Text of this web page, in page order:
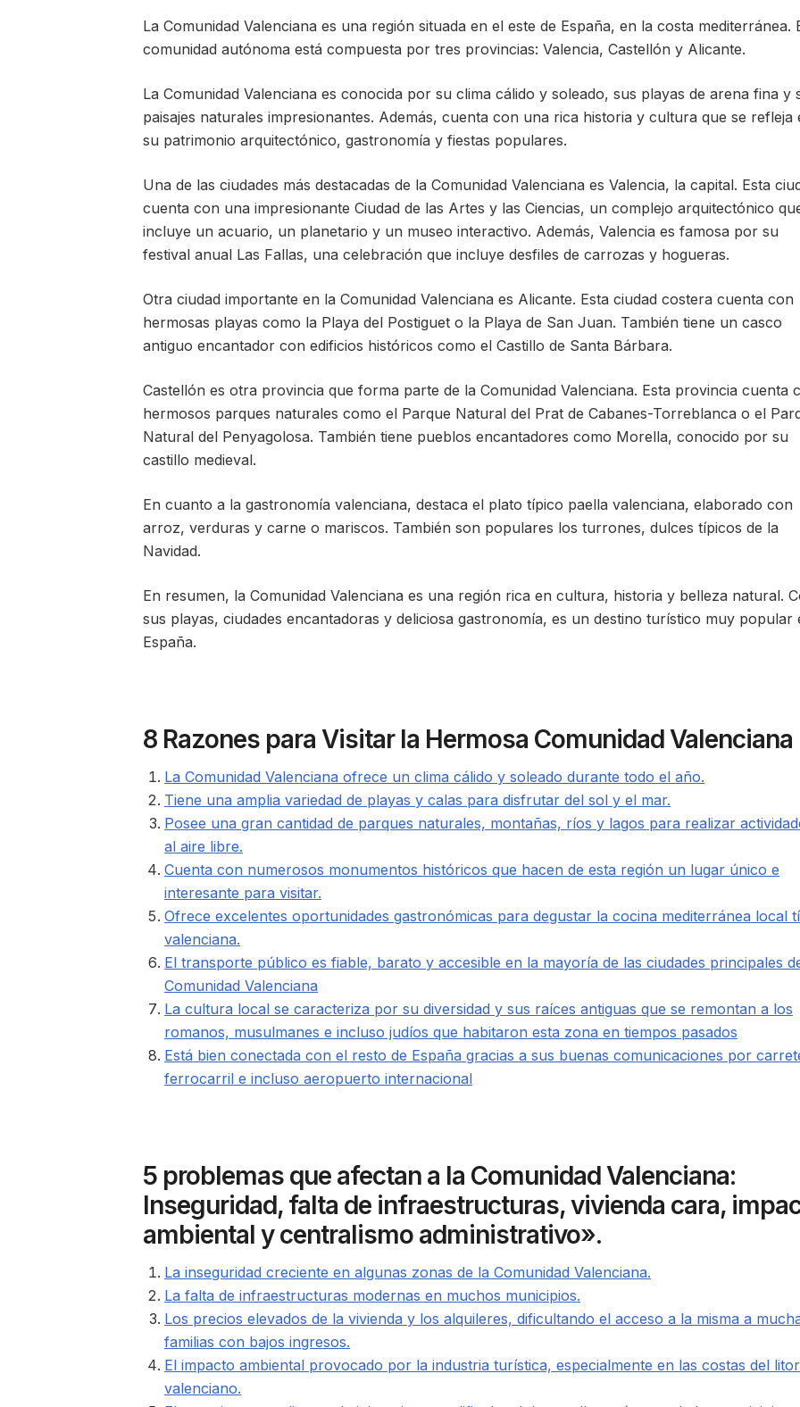
La Comunidad Valenciana es una región situada en el este de España, en la costa mediterránea.
comunidad autónoma está compuesta por tres provincias: Valencia, Castellón y Alicante.
La Comunidad Valenciana es conocida por su clima cálido y soleado, sus playas de arena fina y
paisajes naturales impresionantes. Además, cuenta con una rica historia y cultura que se refleja
su patrimonio arquitectónico, gastronomía y fiestas populares.
Una de las ciudades más destacadas de la Comunidad Valenciana es Valencia, la capital. Esta
cuenta con una impresionante Ciudad de las Artes y las Ciencias, un complejo arquitectónico
incluye un acuario, un planetario y un museo interactivo. Además, Valencia es famosa por su
festival anual Las Fallas, una celebración que incluye desfiles de carrozas y hogueras.
Otra ciudad importante en la Comunidad Valenciana es Alicante. Esta ciudad costera cuenta con
hermosas playas como la Playa del Postiguet o la Playa de San Juan. También tiene un casco
antiguo encantador con edificios históricos como el Castillo de Santa Bárbara.
Castellón es otra provincia que forma parte de la Comunidad Valenciana. Esta provincia cuenta
hermosos parques naturales como el Parque Natural del Prat de Cabanes-Torreblanca o el
Natural del Penyagolosa. También tiene pueblos encantadores como Morella, conocido por su
castillo medieval.
En cuanto a la gastronomía valenciana, destaca el plato típico paella valenciana, elaborado con
arroz, verduras y carne o mariscos. También son populares los turrones, dulces típicos de la
Navidad.
En resumen, la Comunidad Valenciana es una región rica en cultura, historia y belleza natural.
sus playas, ciudades encantadoras y deliciosa gastronomía, es un destino turístico muy popular
España.
8 Razones para Visitar la Hermosa Comunidad Valenciana
La Comunidad Valenciana ofrece un clima cálido y soleado durante todo el año.
Tiene una amplia variedad de playas y calas para disfrutar del sol y el mar.
Posee una gran cantidad de parques naturales, montañas, ríos y lagos para realizar
al aire libre.
Cuenta con numerosos monumentos históricos que hacen de esta región un lugar único e
interesante para visitar.
Ofrece excelentes oportunidades gastronómicas para degustar la cocina mediterránea local
valenciana.
El transporte público es fiable, barato y accesible en la mayoría de las ciudades principales
Comunidad Valenciana
La cultura local se caracteriza por su diversidad y sus raíces antiguas que se remontan a los
romanos, musulmanes e incluso judíos que habitaron esta zona en tiempos pasados
Está bien conectada con el resto de España gracias a sus buenas comunicaciones por
ferrocarril e incluso aeropuerto internacional
5 problemas que afectan a la Comunidad Valenciana:
Inseguridad, falta de infraestructuras, vivienda cara,
ambiental y centralismo administrativo».
La inseguridad creciente en algunas zonas de la Comunidad Valenciana.
La falta de infraestructuras modernas en muchos municipios.
Los precios elevados de la vivienda y los alquileres, dificultando el acceso a la misma a
familias con bajos ingresos.
El impacto ambiental provocado por la industria turística, especialmente en las costas del
valenciano.